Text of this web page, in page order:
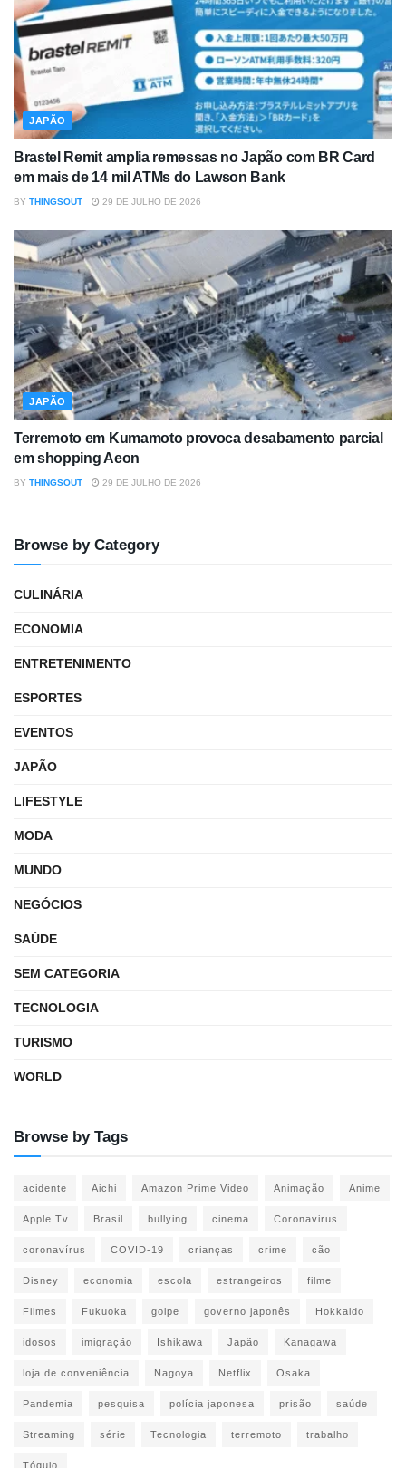
JAPÃO
Brastel Remit amplia remessas no Japão com BR Card
em mais de 14 mil ATMs do Lawson Bank
BY THINGSOUT 29 DE JULHO DE 2026
JAPÃO
Terremoto em Kumamoto provoca desabamento parcial
em shopping Aeon
BY THINGSOUT 29 DE JULHO DE 2026
Browse by Category
CULINÁRIA
ECONOMIA
ENTRETENIMENTO
ESPORTES
EVENTOS
JAPÃO
LIFESTYLE
MODA
MUNDO
NEGÓCIOS
SAÚDE
SEM CATEGORIA
TECNOLOGIA
TURISMO
WORLD
Browse by Tags
acidente Aichi Amazon Prime Video Animação Anime
Apple Tv Brasil bullying cinema Coronavirus
coronavírus COVID-19 crianças crime cão
Disney economia escola estrangeiros filme
Filmes Fukuoka golpe governo japonês Hokkaido
idosos imigração Ishikawa Japão Kanagawa
loja de conveniência Nagoya Netflix Osaka
Pandemia pesquisa polícia japonesa prisão saúde
Streaming série Tecnologia terremoto trabalho
Tóquio